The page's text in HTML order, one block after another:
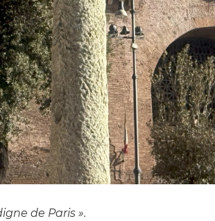
de Paris ».